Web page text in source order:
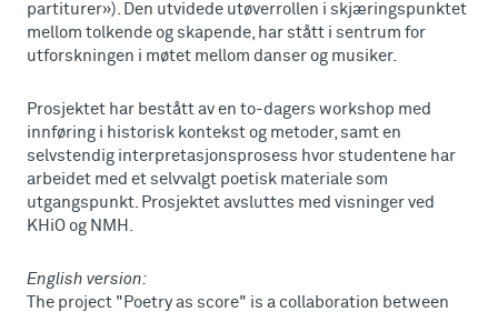
partiturer»). Den utvidede utøverrollen i skjæringspunktet
mellom tolkende og skapende, har stått i sentrum for
utforskningen i møtet mellom danser og musiker.
Prosjektet har bestått av en to-dagers workshop med
innføring i historisk kontekst og metoder, samt en
selvstendig interpretasjonsprosess hvor studentene har
arbeidet med et selvvalgt poetisk materiale som
utgangspunkt. Prosjektet avsluttes med visninger ved
KHiO og NMH.
English version:
The project "Poetry as score" is a collaboration between